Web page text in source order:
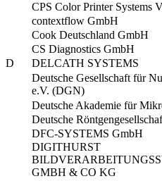
CPS Color Printer Systems
contextflow GmbH
Cook Deutschland GmbH
CS Diagnostics GmbH
D
DELCATH SYSTEMS
Deutsche Gesellschaft für
e.V. (DGN)
Deutsche Akademie für
Deutsche
DFC-SYSTEMS GmbH
DIGITHURST
GMBH & CO KG